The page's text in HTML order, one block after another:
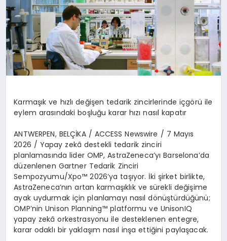
Karmaşık ve hızlıdeğişen tedarik zincirlerinde içgörü ile
eylem arasındaki boşluğu karar hızınasıl kapatır
ANTWERPEN, BELÇİKA / ACCESS Newswire / 7 Mayıs
2026 / Yapay zekâ destekli tedarik zinciri
planlamasında lider OMP, AstraZeneca’yıBarselona’da
düzenlenen Gartner Tedarik Zinciri
Sempozyumu/Xpo™2026’ya taşıyor. İki şirket birlikte,
AstraZeneca’nın artan karmaşıklık ve sürekli değişime
ayak uydurmak için planlamayı nasıl dönüştürdüğünü;
OMP’nin Unison Planning™platformu ve UnisonIQ
yapay zekâorkestrasyonu ile desteklenen entegre,
karar odaklı bir yaklaşım nasıl inşa ettiğini paylaşacak.